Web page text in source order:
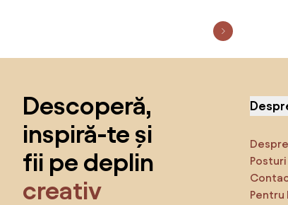
Descoperă,
inspiră-te și
fii pe deplin
creativ
Pentru